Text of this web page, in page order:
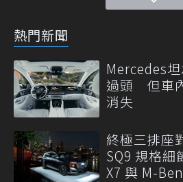
熱門新聞
Mercedes
過頭 但車
消失
終極三排座
SQ9 規格細
X7 與 M-